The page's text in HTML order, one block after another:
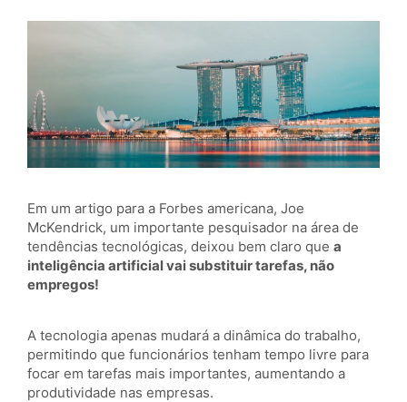
Em um artigo para a Forbes americana, Joe
McKendrick, um importante pesquisador na área de
tendências tecnológicas, deixou bem claro que a
inteligência artificial vai substituir tarefas, não
empregos!
A tecnologia apenas mudará a dinâmica do trabalho,
permitindo que funcionários tenham tempo livre para
focar em tarefas mais importantes, aumentando a
produtividade nas empresas.